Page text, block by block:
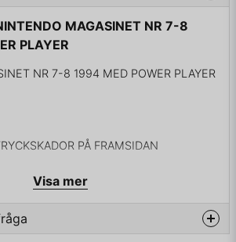
MAGASINET NR 7-8
PLAYER
NR 7-8 1994 MED POWER PLAYER
PÅ FRAMSIDAN
Visa mer